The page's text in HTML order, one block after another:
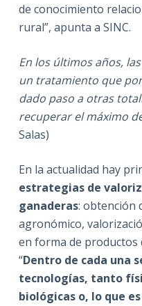
de conocimiento
rural”, apunta a SINC.
En los últimos años,
un tratamiento que
dado paso a otras
recuperar el máximo
Salas)
En la actualidad hay
estrategias de
ganaderas: obtención
agronómico,
en forma de productos
“Dentro de cada una
tecnologías, tanto
biológicas o, lo que